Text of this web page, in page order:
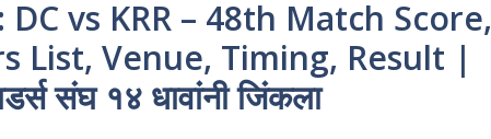
DC vs KRR – 48th Match Score,
List, Venue, Timing, Result |
संघ १४ धावांनी जिंकला